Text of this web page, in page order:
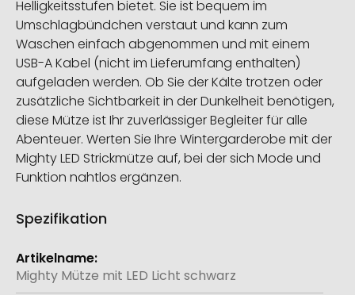
Helligkeitsstufen bietet. Sie ist bequem im
Umschlagbündchen verstaut und kann zum
Waschen einfach abgenommen und mit einem
USB-A Kabel (nicht im Lieferumfang enthalten)
aufgeladen werden. Ob Sie der Kälte trotzen oder
zusätzliche Sichtbarkeit in der Dunkelheit benötigen,
diese Mütze ist Ihr zuverlässiger Begleiter für alle
Abenteuer. Werten Sie Ihre Wintergarderobe mit der
Mighty LED Strickmütze auf, bei der sich Mode und
Funktion nahtlos ergänzen.
Spezifikation
Weitere
Informationen
Mighty Mütze mit LED Licht schwarz